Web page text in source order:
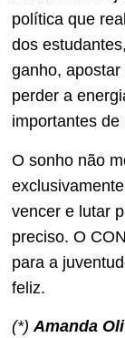
política que
dos
ganho,
perder a
importantes de
O sonho não
vencer e lutar
preciso. O
para a
feliz.
(*) Amanda